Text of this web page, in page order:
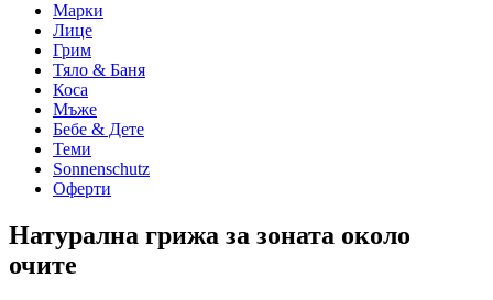
Марки
Лице
Грим
Тяло & Баня
Коса
Мъже
Бебе & Дете
Теми
Sonnenschutz
Оферти
Натурална грижа за зоната около
очите